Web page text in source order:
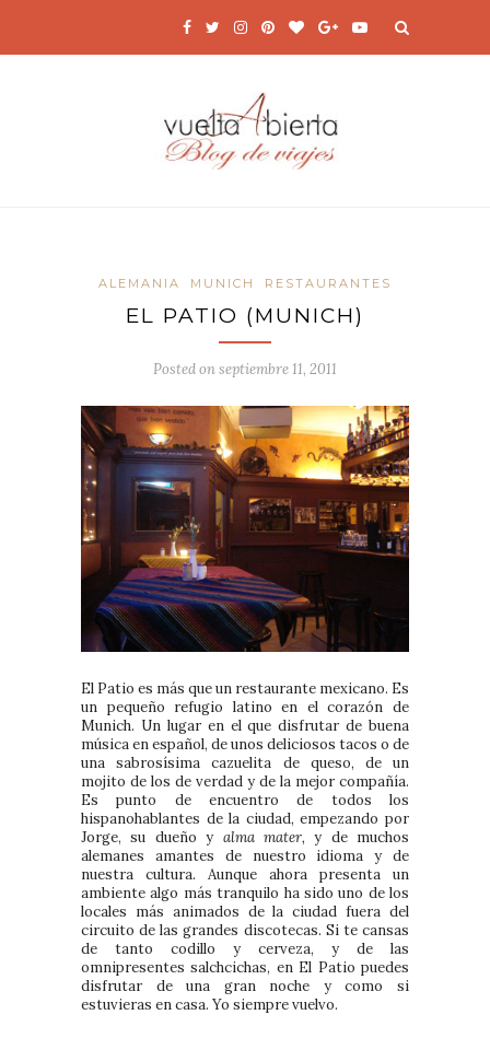
ALEMANIA MUNICH RESTAURANTES
EL PATIO (MUNICH)
Posted onseptiembre 11, 2011
El Patio es más que un restaurante mexicano. Es
un pequeño refugio latino en el corazón de
Munich. Un lugar en el que disfrutar de buena
música en español, de unos deliciosos tacos o de
una sabrosísima cazuelita de queso, de un
mojito de los de verdad y de la mejor compañía.
Es punto de encuentro de todos los
hispanohablantes de la ciudad, empezando por
Jorge, su dueño y alma mater,y de muchos
alemanes amantes de nuestro idioma y de
nuestra cultura. Aunque ahora presenta un
ambiente algo más tranquilo ha sido uno de los
locales más animados de la ciudad fuera del
circuito de las grandes discotecas. Si te cansas
de tanto codillo y cerveza, y de las
omnipresentes salchcichas, en El Patio puedes
disfrutar de una gran noche y como si
estuvieras en casa. Yo siempre vuelvo.